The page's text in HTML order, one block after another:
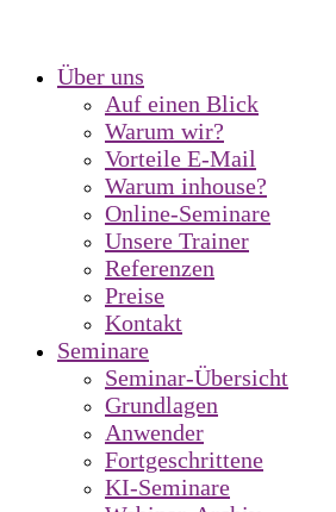
Über uns
Auf einen Blick
Warum wir?
Vorteile E-Mail
Warum inhouse?
Online-Seminare
Unsere Trainer
Referenzen
Preise
Kontakt
Seminare
Seminar-Übersicht
Grundlagen
Anwender
Fortgeschrittene
KI-Seminare